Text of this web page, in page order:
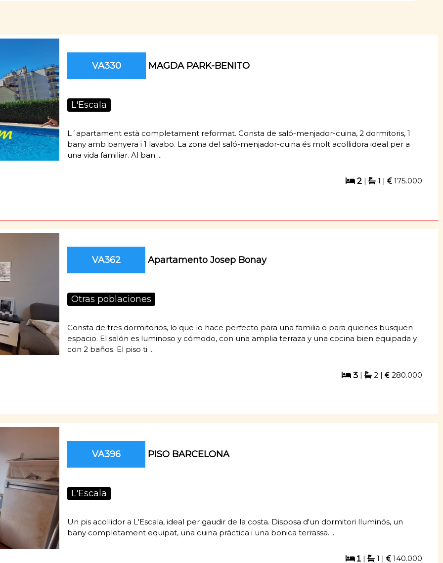
VA330 MAGDA PARK-BENITO
L'Escala
L´apartament està completament reformat. Consta de saló-menjador-cuina, 2 dormitoris, 1
bany amb banyera i 1 lavabo. La zona del saló-menjador-cuina és molt acollidora ideal per a
una vida familiar. Al ban ...
2| 1 | 175.000
VA362 Apartamento Josep Bonay
Otras poblaciones
Consta de tres dormitorios, lo que lo hace perfecto para una familia o para quienes busquen
espacio. El salón es luminoso y cómodo, con una amplia terraza y una cocina bien equipada y
con 2 baños. El piso ti ...
3| 2 | 280.000
VA396 PISO BARCELONA
L'Escala
Un pis acollidor a L'Escala, ideal per gaudir de la costa. Disposa d'un dormitori lluminós, un
bany completament equipat, una cuina pràctica i una bonica terrassa. ...
1 | 1 | 140.000